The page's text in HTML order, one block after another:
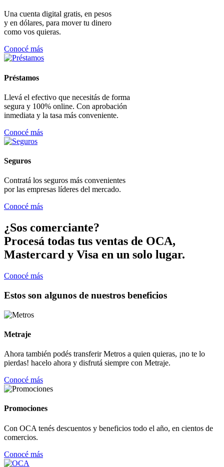
Una cuenta digital gratis, en pesos
y en dólares, para mover tu dinero
como vos quieras.
Conocé más
Préstamos
Llevá el efectivo que necesitás de forma
segura y 100% online. Con aprobación
inmediata y la tasa más conveniente.
Conocé más
Seguros
Contratá los seguros más convenientes
por las empresas líderes del mercado.
Conocé más
¿Sos comerciante?
Procesá todas tus ventas de OCA,
Mastercard y Visa en un solo lugar.
Conocé más
Estos son algunos de nuestros beneficios
Metraje
Ahora también podés transferir Metros a quien quieras, ¡no te lo
pierdas! hacelo ahora y disfrutá siempre con Metraje.
Conocé más
Promociones
Con OCA tenés descuentos y beneficios todo el año, en cientos de
comercios.
Conocé más